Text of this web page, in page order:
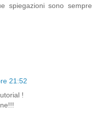
spiegazioni sono sempre
21:52
!